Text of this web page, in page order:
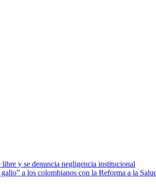
y se denuncia negligencia institucional
a los colombianos con la Reforma a la